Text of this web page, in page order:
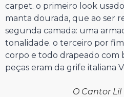
carpet. o primeiro look
manta dourada, que ao ser
segunda camada: uma
tonalidade. o terceiro por
corpo e todo drapeado com
peças eram da grife italiana
O Cantor Lil